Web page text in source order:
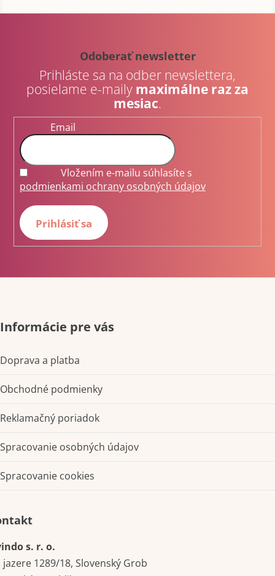
Z
Odoberať newsletter
Prihláste sa na odber newslettera,
posielame e-maily maximálne raz za
mesiac.
Email
Vložením e-mailu súhlasíte s
podmienkami ochrany osobných údajov
Prihlásiť sa
Informácie pre vás
Doprava a platba
Obchodné podmienky
Reklamačný poriadok
Spracovanie osobných údajov
Spracovanie cookies
s. r. o.
jazere 1289/18, Slovenský Grob